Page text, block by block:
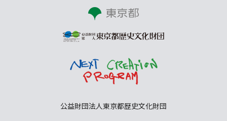
公益財団法人東京都歴史文化財団